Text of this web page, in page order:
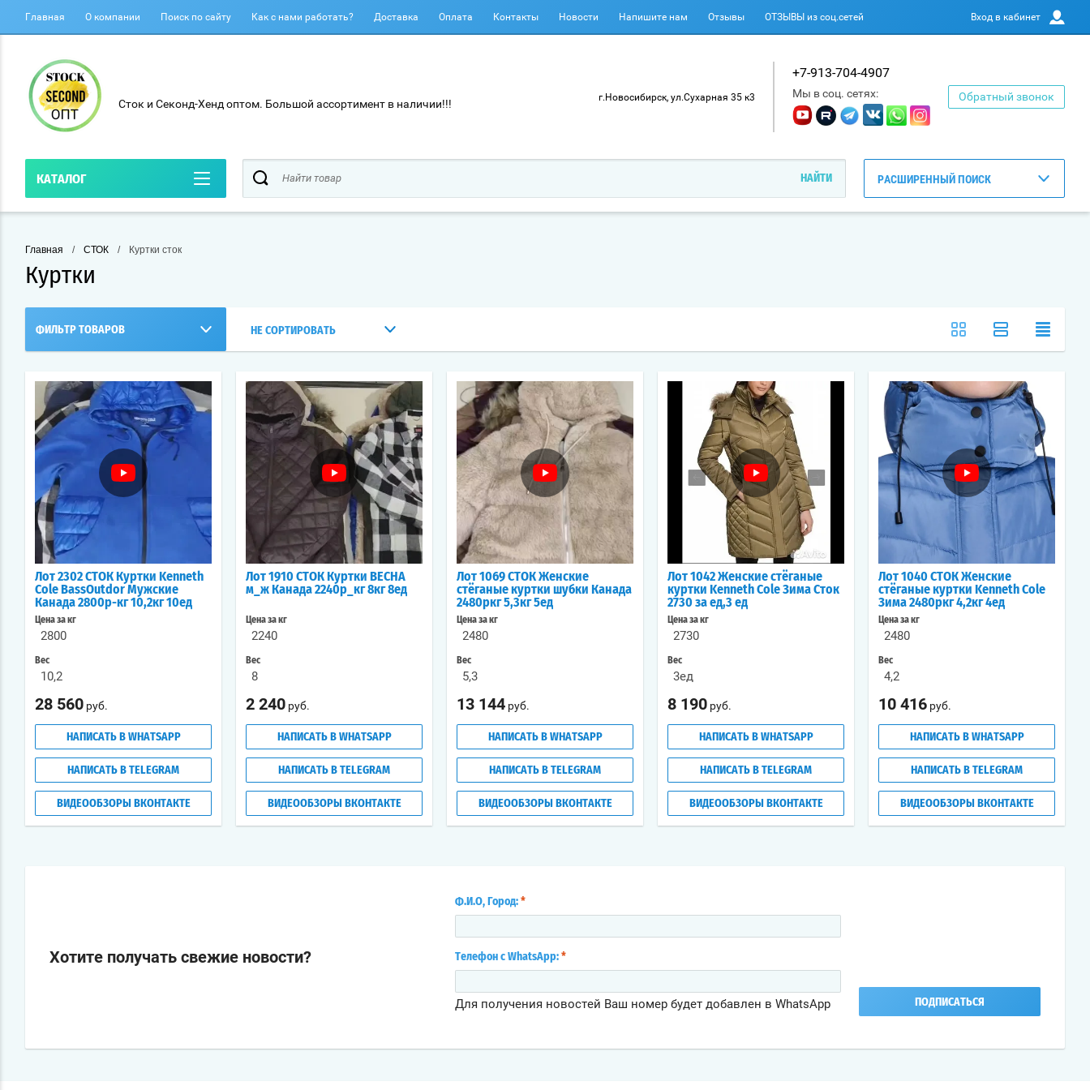
Главная О компании Поиск по сайту Как с нами работать? Доставка Оплата Контакты Новости Напишите нам Отзывы ОТЗЫВЫ из соц.сетей Вход в кабинет
Сток и Секонд-Хенд оптом. Большой ассортимент в наличии!!! г.Новосибирск, ул.Сухарная 35 к3
+7-913-704-4907
Мы в соц. сетях: Обратный звонок
КАТАЛОГ РАСШИРЕННЫЙ ПОИСК
Главная / СТОК / Куртки сток
Куртки
ФИЛЬТР ТОВАРОВ НЕ СОРТИРОВАТЬ
Лот 2302 СТОК Куртки Kenneth
Colе BassOutdor Мужские
Канада 2800р-кг 10,2кг 10ед
Цена за кг
2800
Вес
10,2
28 560 руб.
НАПИСАТЬ В WHATSAPP
НАПИСАТЬ В TELEGRAM
ВИДЕООБЗОРЫ ВКОНТАКТЕ
Лот 1910 СТОК Куртки ВЕСНА
м_ж Канада 2240р_кг 8кг 8ед
Цена за кг
2240
Вес
8
2 240 руб.
НАПИСАТЬ В WHATSAPP
НАПИСАТЬ В TELEGRAM
ВИДЕООБЗОРЫ ВКОНТАКТЕ
Лот 1069 СТОК Женские
стёганые куртки шубки Канада
2480ркг 5,3кг 5ед
Цена за кг
2480
Вес
5,3
13 144 руб.
НАПИСАТЬ В WHATSAPP
НАПИСАТЬ В TELEGRAM
ВИДЕООБЗОРЫ ВКОНТАКТЕ
Лот 1042 Женские стёганые
куртки Kenneth Cole Зима Сток
2730 за ед,3 ед
Цена за кг
2730
Вес
3ед
8 190 руб.
НАПИСАТЬ В WHATSAPP
НАПИСАТЬ В TELEGRAM
ВИДЕООБЗОРЫ ВКОНТАКТЕ
Лот 1040 СТОК Женские
стёганые куртки Kenneth Cole
Зима 2480ркг 4,2кг 4ед
Цена за кг
2480
Вес
4,2
10 416 руб.
НАПИСАТЬ В WHATSAPP
НАПИСАТЬ В TELEGRAM
ВИДЕООБЗОРЫ ВКОНТАКТЕ
Хотите получать свежие новости?
Ф.И.О, Город: *
Телефон с WhatsApp: *
Для получения новостей Ваш номер будет добавлен в WhatsApp ПОДПИСАТЬСЯ